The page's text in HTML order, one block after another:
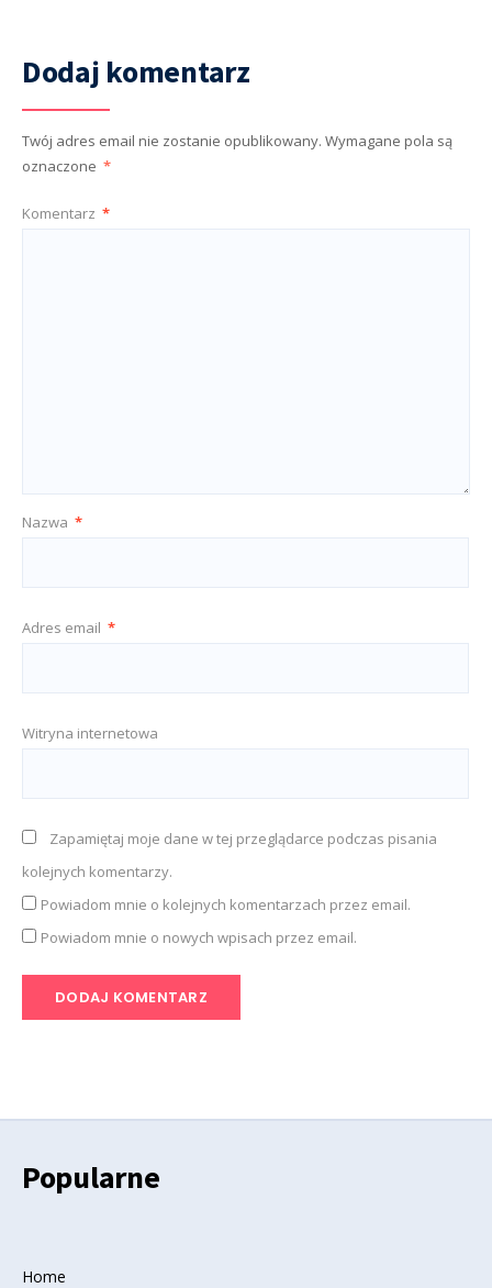
Dodaj komentarz
Twój adres email nie zostanie opublikowany. Wymagane pola są
oznaczone *
Komentarz *
Nazwa *
Adres email *
Witryna internetowa
Zapamiętaj moje dane w tej przeglądarce podczas pisania
kolejnych komentarzy.
Powiadom mnie o kolejnych komentarzach przez email.
Powiadom mnie o nowych wpisach przez email.
Popularne
Home